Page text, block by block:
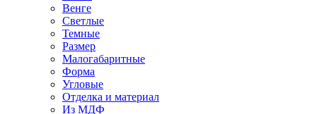
Венге
Светлые
Темные
Размер
Малогабаритные
Форма
Угловые
Отделка и материал
Из МДФ